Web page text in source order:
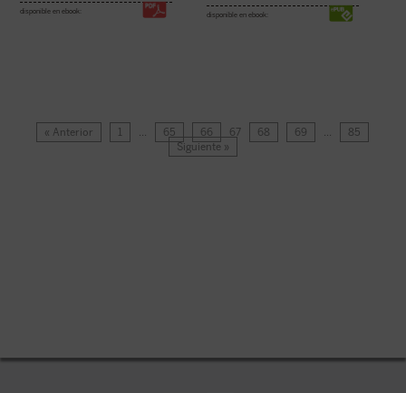
disponible en ebook:
disponible en ebook:
« Anterior 1 … 65 66 67 68 69 …
85
Siguiente »